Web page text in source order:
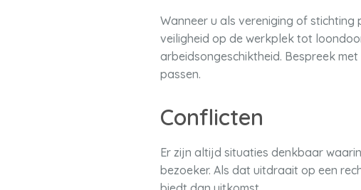
Wanneer u als vereniging of
veiligheid op de werkplek tot
arbeidsongeschiktheid. Bespreek
passen.
Conflicten
Er zijn altijd situaties denkbaar
bezoeker. Als dat uitdraait op een